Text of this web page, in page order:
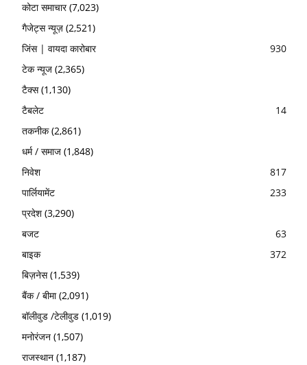
कोटा समाचार(7,023)
गैजेट्स न्यूज़ (2,521)
जिंस | वायदा कारोबार
930
टेक न्यूज (2,365)
टैक्स(1,130)
टैबलेट
14
तकनीक(2,861)
धर्म / समाज (1,848)
निवेश
817
पार्लियामेंट
233
प्रदेश(3,290)
बजट
63
बाइक
372
बिज़नेस(1,539)
बैंक / बीमा(2,091)
बॉलीवुड /टेलीवुड (1,019)
मनोरंजन (1,507)
राजस्थान (1,187)